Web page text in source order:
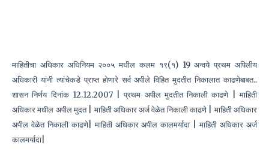
माहितीचा अधिकार अधिनियम २००५ मधील कलम १९(१) 19 अन्वये प्रथम अपिलीय
अधिकारी यांनी त्यांचेकडे प्राप्त होणारे सर्व अपीले विहित मुदतीत निकालात काढणेबाबत..
शासन निर्णय दिनांक 12.12.2007 | प्रथम अपील मुदतीत निकाली काढणे | माहिती
अधिकार मधील अपील मुदत | माहिती अधिकार अर्ज वेळेत निकाली काढणे | माहिती अधिकार
अपील वेळेत निकाली काढणे| माहिती अधिकार अपील कालमर्यादा | माहिती अधिकार अर्ज
कालमर्यादा|